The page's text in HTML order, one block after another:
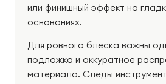
или финишный эффект на
основаниях.
Для ровного блеска важны
подложка и аккуратное
материала. Следы